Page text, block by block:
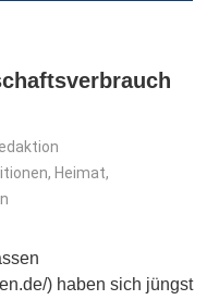
, Heimat,
) haben sich jüngst